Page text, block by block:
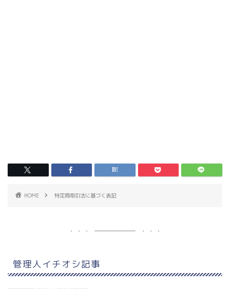
HOME 特定商取引法に基づく表記
管理人イチオシ記事